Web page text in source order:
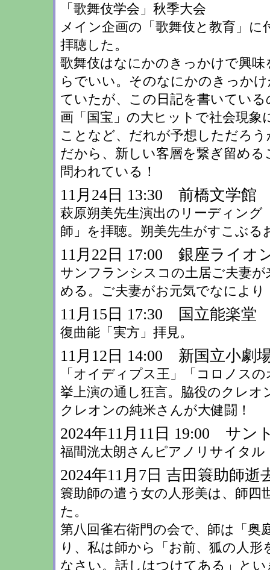
「歌舞伎学会」秋季大会
メイン企画の「歌舞伎と教育」
拝聴した。
歌舞伎はなにかのきっかけで興
らでいい。そのなにかのきっか
ていたが、この日記を書いてい
画「国宝」の大ヒットで社会現
ことなど、だれが予想しただろう
だから、新しい客層を繋ぎ留め
問われている！
11月24日 13:30 前橋文学館
萩原朔美先生演出のリーディン
師」を拝聴。朔美先生がすこぶる
11月22日 17:00 銀座ライオ
サンフランシスコの土居ご夫妻
める。ご夫妻がお元気でなにより
11月15日 17:30 国立能楽堂
復曲能「実方」拝見。
11月12日 14:00 新国立小劇
「オイディプス王」「コロノス
挙上演の通し狂言。脇役のクレ
クレオンの純米さんが大健闘！
2024年11月11日 19:00 サン
福間洸太朗さんピアノリサイタル
2024年11月7日 吉田簑助師逝
簑助師の遣う女の人形美は、師四
た。
第八回雀右衛門の会で、師は「奥
り、私は師から「お前、狐の人
なさい。話しはつけてある」と